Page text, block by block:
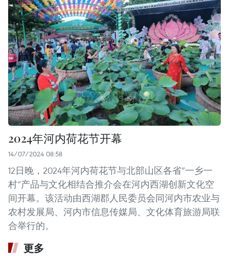
2024年河内荷花节开幕
14/07/2024 08:58
12日晚，2024年河内荷花节与北部山区各省“一乡一
村”产品与文化相结合推介会在河内西湖创新文化空
间开幕。该活动由西湖郡人民委员会同河内市农业与
农村发展局、河内市信息传媒局、文化体育旅游局联
合举行的。
更多